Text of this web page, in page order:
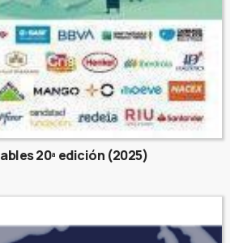
20ª edición (2025)